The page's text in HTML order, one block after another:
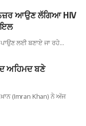
ਆਉਣ ਲੱਗਿਆ HIV
ਲਈ ਬਣਾਏ ਜਾ ਰਹੇ…
ਅਹਿਮਦ ਬਣੇ
(Imran Khan) ਨੇ ਅੱਜ